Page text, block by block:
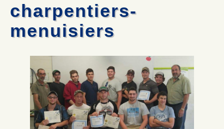
La formation professionnelle dans la Vallée-de-la-Gatineau :
une formule gagnante
Formation commis service à la clientèle : 100% de chance de
trouver un emploi
Les commissaires remettent deux certificats honorifiques
Olympiades de la formation professionnelle: Jérémy Gagnon
représentera le Québec au national
Mécanique auto: René Ringuette remporte la première place
charpentiers-
menuisiers